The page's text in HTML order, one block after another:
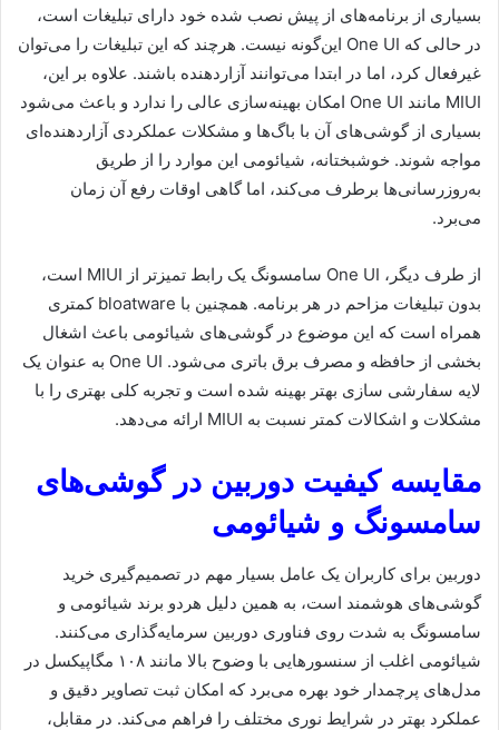
بسیاری از برنامه‌های از پیش نصب شده خود دارای تبلیغات است،
در حالی که One UI این‌گونه نیست. هرچند که این تبلیغات را می‌توان
غیرفعال کرد، اما در ابتدا می‌توانند آزاردهنده باشند. علاوه بر این،
MIUI مانند One UI امکان بهینه‌سازی عالی را ندارد و باعث می‌شود
بسیاری از گوشی‌های آن با باگ‌ها و مشکلات عملکردی آزاردهنده‌ای
مواجه شوند. خوشبختانه، شیائومی این موارد را از طریق
به‌روزرسانی‌ها برطرف می‌کند، اما گاهی اوقات رفع آن زمان
می‌برد.
از طرف دیگر، One UI سامسونگ یک رابط تمیزتر از MIUI است،
بدون تبلیغات مزاحم در هر برنامه. همچنین با bloatware کمتری
همراه است که این موضوع در گوشی‌های شیائومی باعث اشغال
بخشی از حافظه و مصرف برق باتری می‌شود. One UI به عنوان یک
لایه سفارشی سازی بهتر بهینه شده است و تجربه کلی بهتری را با
مشکلات و اشکالات کمتر نسبت به MIUI ارائه می‌دهد.
مقایسه کیفیت دوربین در گوشی‌های
سامسونگ و شیائومی
دوربین برای کاربران یک عامل بسیار مهم در تصمیم‌گیری خرید
گوشی‌های هوشمند است، به همین دلیل هردو برند شیائومی و
سامسونگ به شدت روی فناوری دوربین سرمایه‌گذاری می‌کنند.
شیائومی اغلب از سنسورهایی با وضوح بالا مانند ۱۰۸ مگاپیکسل در
مدل‌های پرچمدار خود بهره می‌برد که امکان ثبت تصاویر دقیق و
عملکرد بهتر در شرایط نوری مختلف را فراهم می‌کند. در مقابل،